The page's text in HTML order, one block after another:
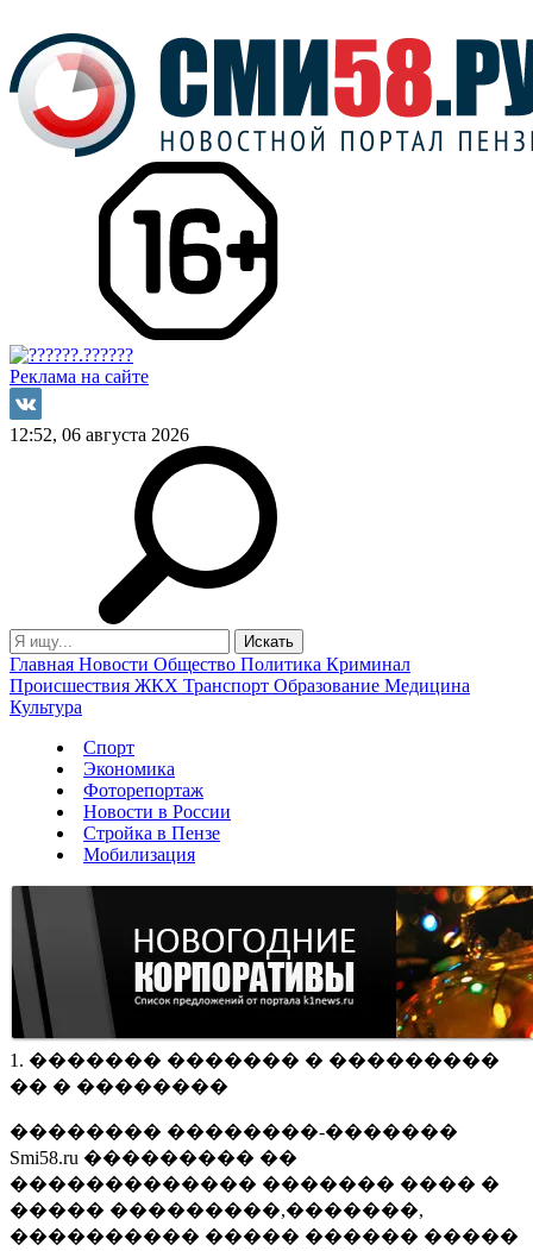
Реклама на сайте
12:52, 06 августа 2026
Главная Новости Общество Политика Криминал
Происшествия ЖКХ Транспорт Образование Медицина
Культура
Спорт
Экономика
Фоторепортаж
Новости в России
Стройка в Пензе
Мобилизация
1. ������� ������� � ���������
�� � ��������
�������� ��������-�������
Smi58.ru ��������� ��
������������� ������� ���� �
����� ���������,�������,
���������� ����� ������ �����